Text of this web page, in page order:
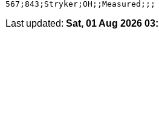
Last updated: Sat, 01 Aug 2026